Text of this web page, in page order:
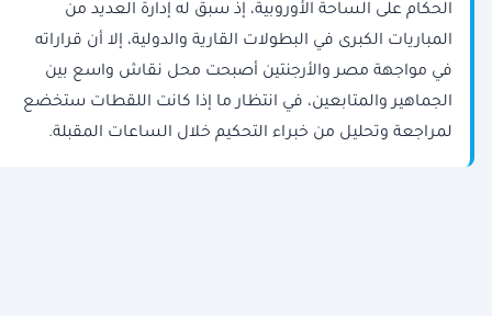
الحكام على الساحة الأوروبية، إذ سبق له إدارة العديد من
المباريات الكبرى في البطولات القارية والدولية، إلا أن قراراته
في مواجهة مصر والأرجنتين أصبحت محل نقاش واسع بين
الجماهير والمتابعين، في انتظار ما إذا كانت اللقطات ستخضع
لمراجعة وتحليل من خبراء التحكيم خلال الساعات المقبلة.